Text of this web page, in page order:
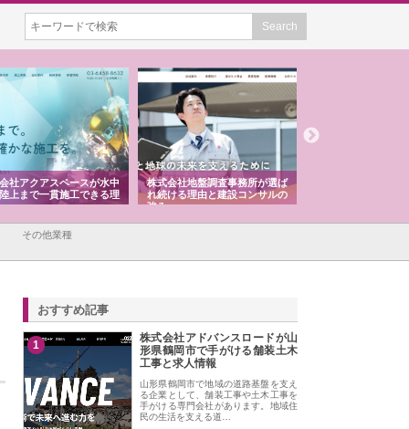
社アクアスペースが水中
上まで一貫施工できる理
株式会社地盤調査事務所が選ば
れ続ける理由と建設コンサルの
強み
その他業種
おすすめ記事
1
株式会社アドバンスロードが山
形県鶴岡市で手がける舗装土木
工事と求人情報
山形県鶴岡市で地域の道路基盤を支え
る企業として、舗装工事や土木工事を
手がける専門会社があります。地域住
民の生活を支える道…